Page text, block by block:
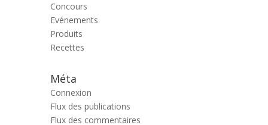
Concours
Evénements
Produits
Recettes
Méta
Connexion
Flux des publications
Flux des commentaires